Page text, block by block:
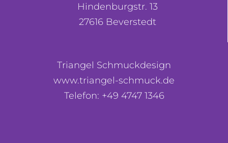
Hindenburgstr. 13
27616 Beverstedt
Triangel Schmuckdesign
www.triangel-schmuck.de
Telefon: +49 4747 1346